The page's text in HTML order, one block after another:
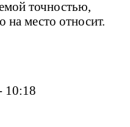
точностью,
на место относит.
10:18